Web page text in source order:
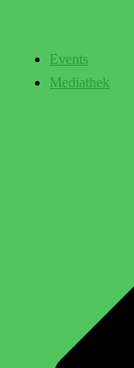
Events
Mediathek